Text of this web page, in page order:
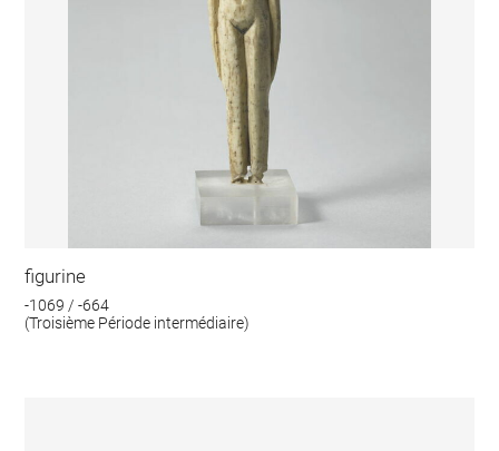
figurine
-1069 / -664
(Troisième Période intermédiaire)